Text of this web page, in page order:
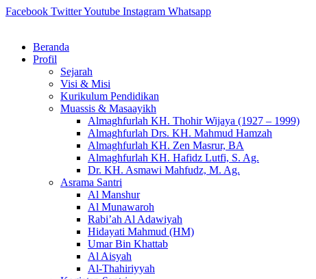
Skip
Facebook TwitterYoutube Instagram Whatsapp
Beranda
Profil
Sejarah
Visi & Misi
Kurikulum Pendidikan
Muassis & Masaayikh
Almaghfurlah KH. Thohir Wijaya (1927 – 1999)
Almaghfurlah Drs. KH. Mahmud Hamzah
Almaghfurlah KH. Zen Masrur, BA
Almaghfurlah KH. Hafidz Lutfi, S. Ag.
Dr. KH. Asmawi Mahfudz, M. Ag.
Asrama Santri
Al Manshur
Al Munawaroh
Rabi’ah Al Adawiyah
Hidayati Mahmud (HM)
Umar Bin Khattab
Al Aisyah
Al-Thahiriyyah